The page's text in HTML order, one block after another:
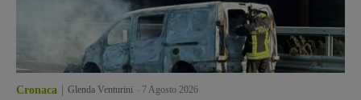
Cronaca Glenda Venturini 7 Agosto 2026